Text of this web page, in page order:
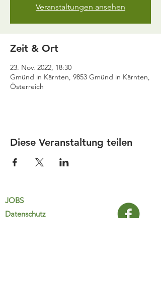
Veranstaltungen ansehen
Zeit & Ort
23. Nov. 2022, 18:30
Gmünd in Kärnten, 9853 Gmünd in Kärnten,
Österreich
Diese Veranstaltung teilen
JOBS
Datenschutz